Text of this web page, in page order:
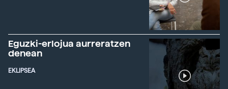
Eguzki-erlojua aurreratzen
denean
EKLIPSEA